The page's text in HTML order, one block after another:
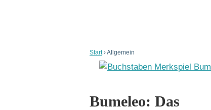
Start›Allgemein
Bumeleo: Das